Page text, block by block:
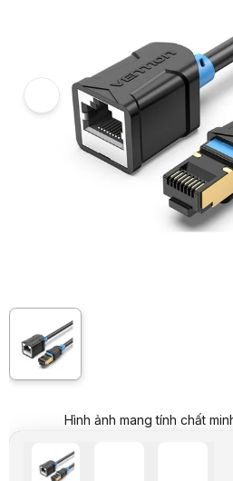
Cáp mạng nối dài CAT6 SSTP dài 2M
Hình ảnh và video sản phẩm
Cáp mạng nối dài CAT6 SSTP dài 2M
Giá niêm yết:165.000 VND
Giá mua online:99.000 VND
Tiết
Giá mua trả góp (6 tháng):
16.500
Trả góp qua thẻ VISA (12 tháng):8.250
Giá đã bao gồm VAT
CABM0234
Order trước – giao sau
Mua ngay Mua trả
Cấu tạo : Aluminum Foil + Braided
Chất liệu vỏ : PVC
Thông số kỹ thuật
Tên sản phẩm
Độ dài
Băng thông
Tốc độ đường truyền
Hình ảnh mang tính chất